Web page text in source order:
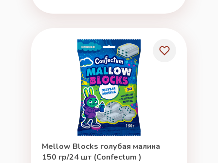
Mellow Blocks голубая малина
150 гр/24 шт (Confectum )